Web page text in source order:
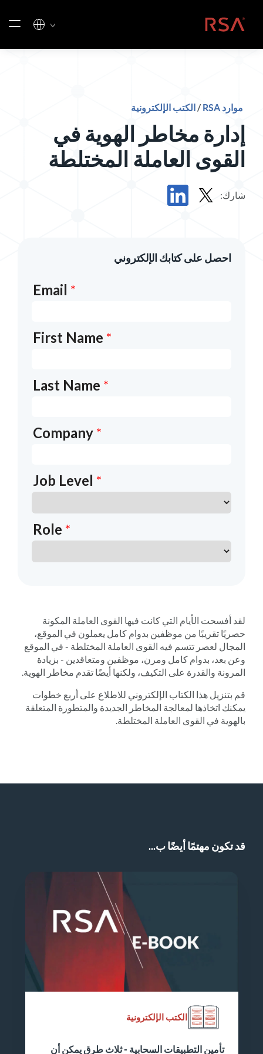
الصفحة الرئيسية
موارد RSA / الكتب الإلكترونية
إدارة مخاطر الهوية في
القوى العاملة المختلطة
شارك:
لقد أفسحت الأيام التي كانت فيها القوى العاملة المكونة
حصريًا تقريبًا من موظفين بدوام كامل يعملون في الموقع،
المجال لعصر تتسم فيه القوى العاملة المختلطة - في الموقع
وعن بعد، بدوام كامل ومرن، موظفين ومتعاقدين - بزيادة
المرونة والقدرة على التكيف، ولكنها أيضًا تقدم مخاطر الهوية.
قم بتنزيل هذا الكتاب الإلكتروني للاطلاع على أربع خطوات
يمكنك اتخاذها لمعالجة المخاطر الجديدة والمتطورة المتعلقة
بالهوية في القوى العاملة المختلطة.
احصل على كتابك الإلكتروني
قد تكون مهتمًا أيضًا ب...
الكتب الإلكترونية
تأمين التطبيقات السحابية - ثلاث طرق يمكن أن